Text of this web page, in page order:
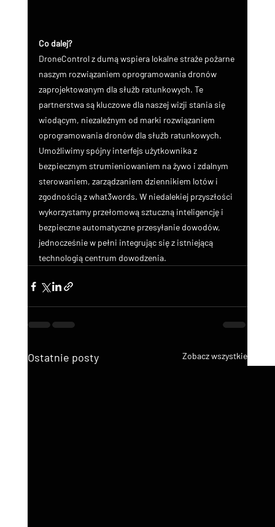
Co dalej?
DroneControl z dumą wspiera lokalne straże pożarne
naszym rozwiązaniem oprogramowania dronów
zaprojektowanym dla służb ratunkowych. Te
partnerstwa są kluczowe dla naszej wizji stania się
wiodącym, niezależnym od marki rozwiązaniem
oprogramowania dronów dla służb ratunkowych.
Umożliwimy spójny interfejs użytkownika z
bezpiecznym strumieniowaniem na żywo i zdalnym
sterowaniem, zarządzaniem dziennikiem lotów i
zgodnością z what3words. W niedalekiej przyszłości
wykorzystamy przełomową sztuczną inteligencję i
bezpieczne automatyczne przesyłanie dowodów,
jednocześnie w pełni integrując się z istniejącą
technologią centrum dowodzenia.
Ostatnie posty Zobacz wszystkie